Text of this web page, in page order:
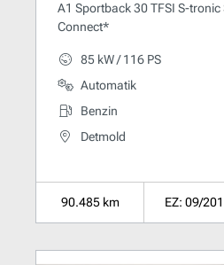
A1 Sportback 30 TFSI S-
Connect*
85 kW / 116 PS
Automatik
Benzin
Detmold
90.485 km EZ: 09/